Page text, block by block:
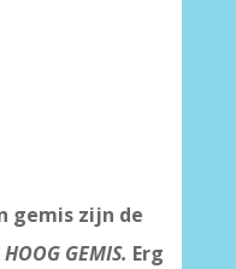
gemis zijn de
GEMIS. Erg